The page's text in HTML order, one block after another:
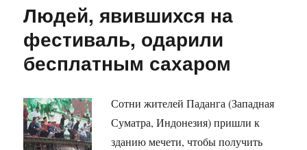
Людей, явившихся на
фестиваль, одарили
бесплатным сахаром
Сотни жителей Паданга (Западная
Суматра, Индонезия) пришли к
зданию мечети, чтобы получить